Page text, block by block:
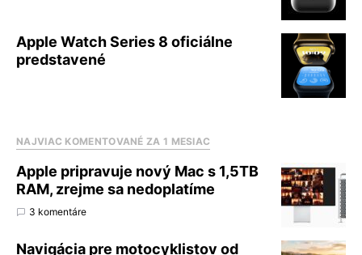
Apple Watch Series 8 oficiálne
predstavené
NAJVIAC KOMENTOVANÉ ZA 1 MESIAC
Apple pripravuje nový Mac s 1,5TB
RAM, zrejme sa nedoplatíme
3 komentáre
Navigácia pre motocyklistov od